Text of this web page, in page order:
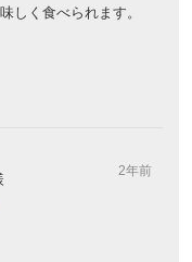
しく食べられます。
2年前